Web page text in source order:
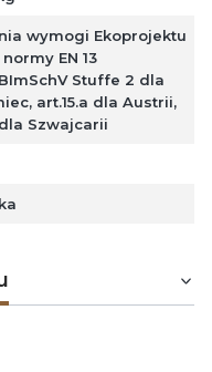
wymogi Ekoprojektu
EN 13
Stuffe 2 dla
art.15.a dla Austrii,
dla Szwajcarii